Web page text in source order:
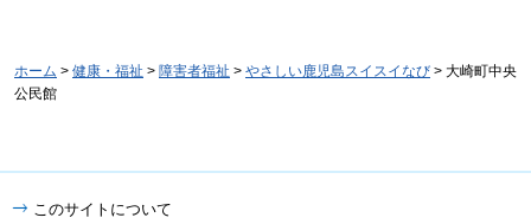
ホーム > 健康・福祉 > 障害者福祉 > やさしい鹿児島スイスイなび > 大崎町中央
公民館
このサイトについて